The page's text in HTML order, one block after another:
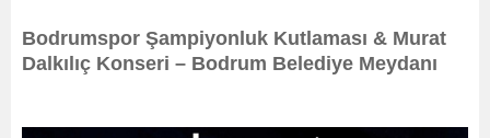
Bodrumspor Şampiyonluk Kutlaması & Murat
Dalkılıç Konseri – Bodrum Belediye Meydanı